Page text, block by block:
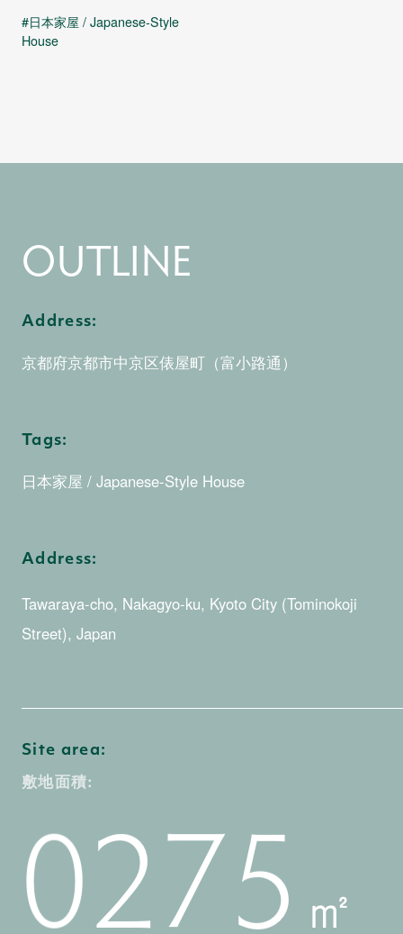
日本家屋 / Japanese-Style
House
OUTLINE
Address:
京都府京都市中京区俵屋町（富小路通）
Tags:
日本家屋 / Japanese-Style House
Address:
Tawaraya-cho, Nakagyo-ku, Kyoto City (Tominokoji
Street), Japan
Site area:
敷地面積:
0
0
1
2
2
3
4
5
6
7
0
1
2
3
4
5 ㎡
0
0
1
2
3
4
5
6
1
2
3
4
5
6